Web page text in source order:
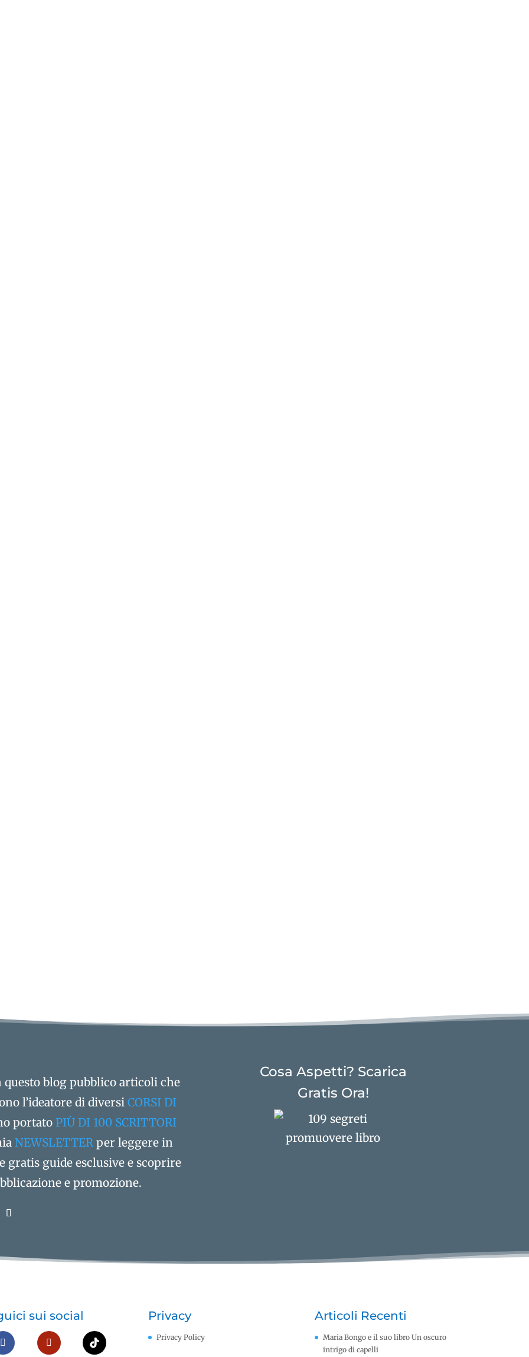
questo blog pubblico articoli che
l’ideatore di diversiCORSI DI
portatoPIÙ DI 100 SCRITTORI
NEWSLETTER per leggere in
guide esclusive e scoprire
e promozione.
Cosa Aspetti? Scarica
Gratis Ora!
sui social Privacy
Privacy Policy
Articoli Recenti
Maria Bongo e il suo libro Un oscuro
intrigo di capelli